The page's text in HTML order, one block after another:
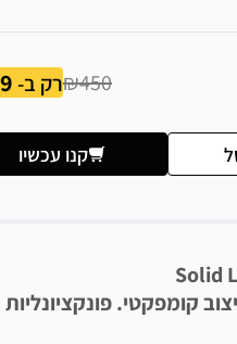
₪450רק ב-
קנו עכשיו
קומפקטי.